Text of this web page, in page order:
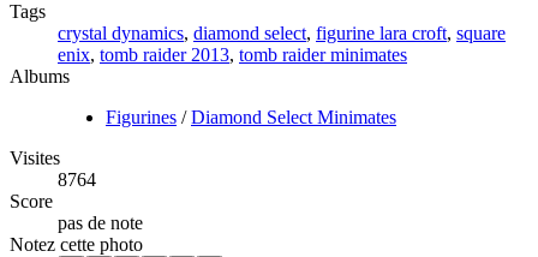
Tags
crystal dynamics, diamond select, figurine lara croft, square
enix, tomb raider 2013, tomb raider minimates
Albums
Figurines /Diamond Select Minimates
Visites
8764
Score
pas de note
Notez cette photo